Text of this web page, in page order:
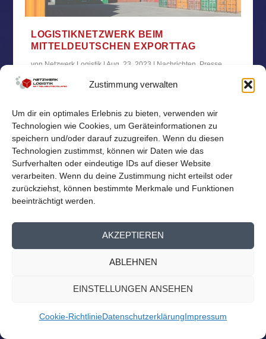
Zustimmung verwalten
Um dir ein optimales Erlebnis zu bieten, verwenden wir
Technologien wie Cookies, um Geräteinformationen zu
speichern und/oder darauf zuzugreifen. Wenn du diesen
Technologien zustimmst, können wir Daten wie das
Surfverhalten oder eindeutige IDs auf dieser Website
verarbeiten. Wenn du deine Zustimmung nicht erteilst oder
zurückziehst, können bestimmte Merkmale und Funktionen
beeinträchtigt werden.
AKZEPTIEREN
ABLEHNEN
EINSTELLUNGEN ANSEHEN
Cookie-RichtlinieDatenschutzerklärungImpressum
LOGISTIKNETZWERK BEIM
MITTELDEUTSCHEN EXPORTTAG
von Netzwerk Logistik | Aug. 23, 2023 | Nachrichten Presse
Logistiknetzwerk beim Mitteldeutschen Exporttag Am
WEITERLESEN
TUCCONNECT HERBST –